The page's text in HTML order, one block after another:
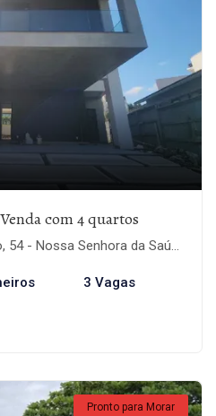
com 4 quartos
Senhora da Saúde, Caxias do Sul-RS
3 Vagas
Pronto para Morar